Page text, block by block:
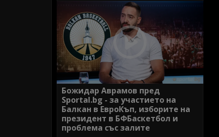
Божидар Аврамов пред
Sportal.bg - за участието на
Балкан в ЕвроКъп, изборите на
президент в БФБаскетбол и
проблема със залите